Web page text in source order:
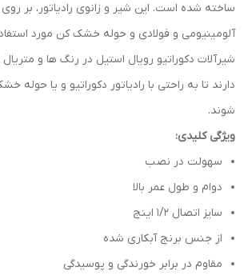
ساخته شده است. این شیر و زانوی رادیاتور، بر روی
آلومینیومی و فولادی و حوله خشک کن مورد
شیرآلات دکوراتیو رویال استیل در رنگ ها و
دارند تا به راحتی با رادیاتور دکوراتیو و یا
شوند.
ویژگی کلیدی:
سهولت در نصب
دوام و طول عمر بالا
سایز اتصال 1/2 اینج
از جنس برنج آبکاری شده
مقاوم در برابر خورندگی و پوسیدگی